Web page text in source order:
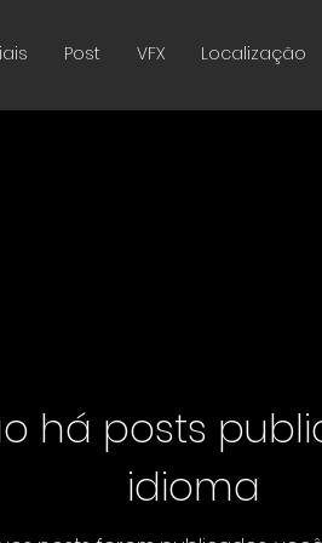
Post VFX Localização
há posts
idioma